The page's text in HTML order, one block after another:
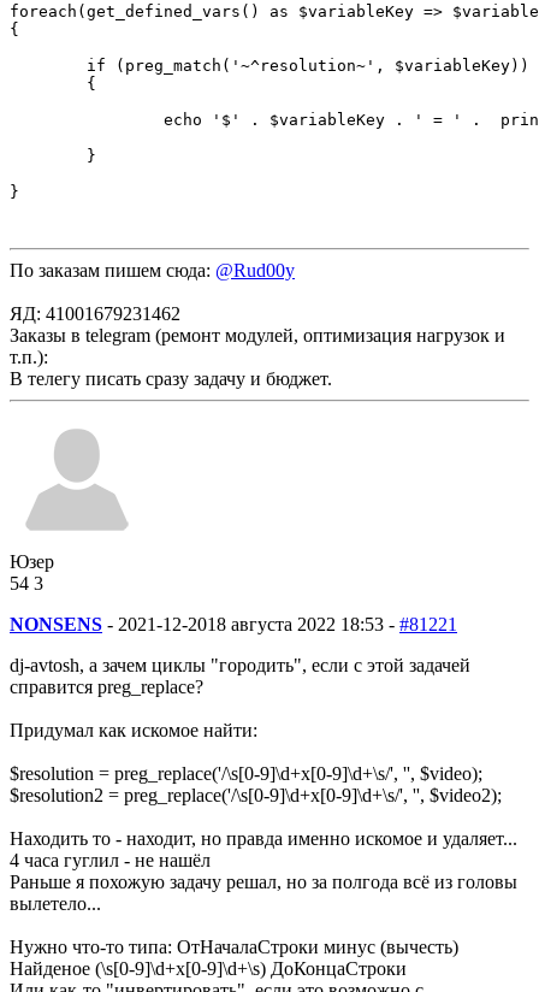
foreach(get_defined_vars() as $variableKey =>
{
По заказам пишем сюда: @Rud00y
ЯД: 41001679231462
Заказы в telegram (ремонт модулей, оптимизация нагрузок и
т.п.):
В телегу писать сразу задачу и бюджет.
Юзер
54 3
NONSENS - 2021-12-2018 августа 2022 18:53 - #81221
dj-avtosh, а зачем циклы "городить", если с этой задачей
справится preg_replace?
Придумал как искомое найти:
$resolution = preg_replace('/\s[0-9]\d+x[0-9]\d+\s/', '', $video);
$resolution2 = preg_replace('/\s[0-9]\d+x[0-9]\d+\s/', '', $video2);
Находить то - находит, но правда именно искомое и удаляет...
4 часа гуглил - не нашёл
Раньше я похожую задачу решал, но за полгода всё из головы
вылетело...
Нужно что-то типа: ОтНачалаСтроки минус (вычесть)
Найденое (\s[0-9]\d+x[0-9]\d+\s) ДоКонцаСтроки